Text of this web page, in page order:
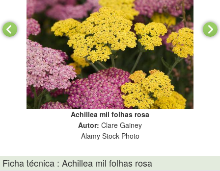
Achillea mil folhas rosa
Autor: Clare Gainey
Alamy Stock Photo
Ficha técnica : Achillea mil folhas rosa